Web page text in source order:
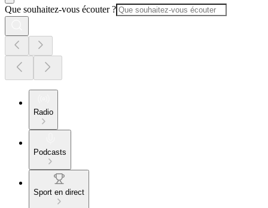
Que souhaitez-vous écouter ?
Radio
Podcasts
Sport en direct